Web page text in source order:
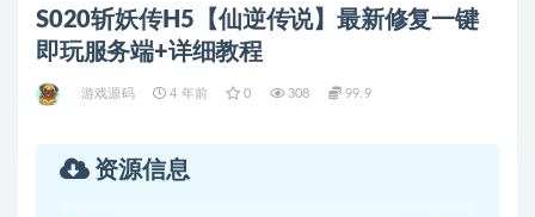
S020斩妖传H5【仙逆传说】最新修复一键
即玩服务端+详细教程
游戏源码 4 年前 0 308 99.9
资源信息